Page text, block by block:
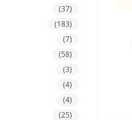
(37)
(183)
(7)
(58)
(3)
(4)
(4)
(25)